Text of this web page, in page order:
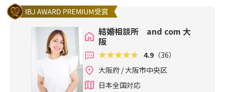
結婚相談所 and com 大
阪
4.9 （36）
大阪府 / 大阪市中央区
日本全国対応